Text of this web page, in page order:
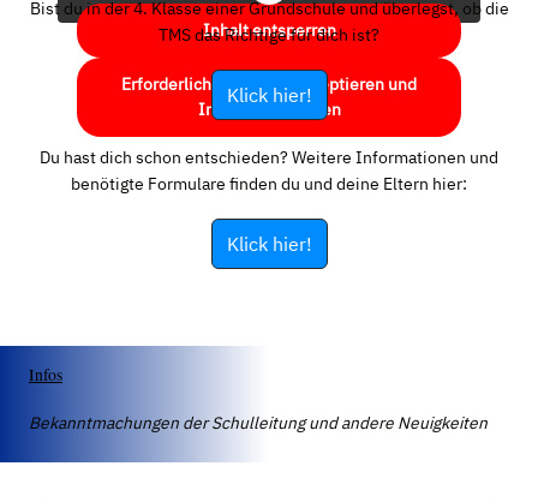
Inhalt entsperren
Erforderlichen Service akzeptieren und
Inhalte entsperren
Bist du in der 4. Klasse einer Grundschule und überlegst, ob die
TMS das Richtige für dich ist?
Klick hier!
Du hast dich schon entschieden? Weitere Informationen und
benötigte Formulare finden du und deine Eltern hier:
Klick hier!
Infos
Bekanntmachungen der Schulleitung und andere Neuigkeiten